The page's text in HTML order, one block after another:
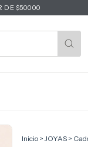
DE $50000
Inicio >JOYAS >